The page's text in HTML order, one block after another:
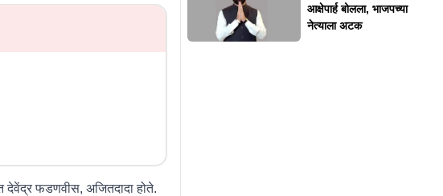
देवेंद्र फडणवीस, अजितदादा होते.
आक्षेपार्ह बोलला, भाजपच्या
नेत्याला अटक